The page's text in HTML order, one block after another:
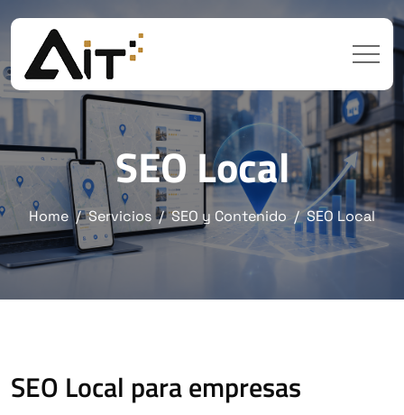
SEO Local
Home Servicios SEO y Contenido SEO Local
SEO Local para empresas